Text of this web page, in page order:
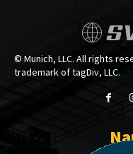
© Munich, LLC. All rights
trademark of tagDiv, LLC.